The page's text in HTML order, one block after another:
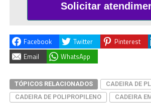
Solicitar
Facebook Twitter Pinterest
Email
WhatsApp
TÓPICOS RELACIONADOS
CADEIRA DE
CADEIRA DE POLIPROPILENO
CADEIRA